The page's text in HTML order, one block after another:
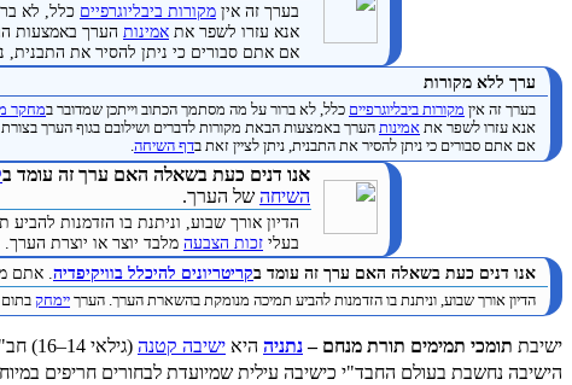
בערך זה אין מקורות ביבליוגרפיים כלל, לא
אנא עזרו לשפר את אמינות הערך באמצעות
אם אתם סבורים כי ניתן להסיר את התבנית,
ערך ללא מקורות
בערך זה אין מקורות ביבליוגרפיים כלל, לא ברור על מה מסתמך הכתוב וייתכן שמדובר במחקר
אנא עזרו לשפר את אמינות הערך באמצעות הבאת מקורות לדברים ושילובם בגוף הערך בצורת
אם אתם סבורים כי ניתן להסיר את התבנית, ניתן לציין זאת בדף השיחה.
אנו דנים כעת בשאלה האם ערך זה עומד ב
השיחה של הערך.
הדיון אורך שבוע, וניתנת בו הזדמנות
בעלי זכות הצבעה מלבד יוצר או יוצרת הערך.
אנו דנים כעת בשאלה האם ערך זה עומד בקריטריונים להיכלל בוויקיפדיה. אתם
הדיון אורך שבוע, וניתנת בו הזדמנות להביע תמיכה מנומקת בהשארת הערך. הערך יימחק בתום
ישיבת תומכי תמימים תורת מנחם –נתניה היא ישיבה קטנה (גילאי 14–16) חב"דית המונה כ-106 תלמידים. הישיבה עומדת בראשות הרב
הישיבה נחשבת בעולם החבד"י כישיבה עילית שמיועדת לבחורים חריפים